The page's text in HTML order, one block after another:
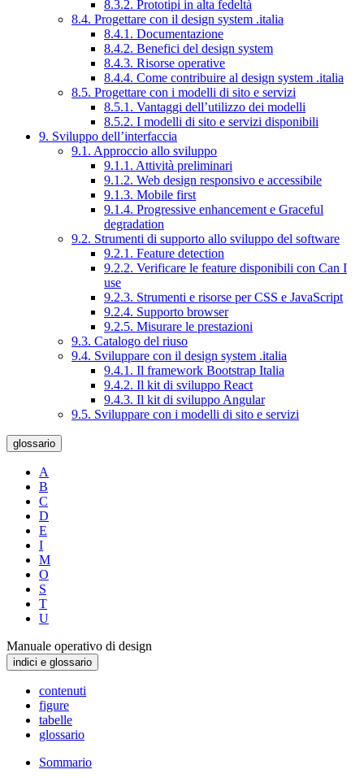
8.3.2. Prototipi in alta fedeltà
8.4. Progettare con il design system .italia
8.4.1. Documentazione
8.4.2. Benefici del design system
8.4.3. Risorse operative
8.4.4. Come contribuire al design system .italia
8.5. Progettare con i modelli di sito e servizi
8.5.1. Vantaggi dell’utilizzo dei modelli
8.5.2. I modelli di sito e servizi disponibili
9. Sviluppo dell’interfaccia
9.1. Approccio allo sviluppo
9.1.1. Attività preliminari
9.1.2. Web design responsivo e accessibile
9.1.3. Mobile first
9.1.4. Progressive enhancement e Graceful
degradation
9.2. Strumenti di supporto allo sviluppo del software
9.2.1. Feature detection
9.2.2. Verificare le feature disponibili con Can I
use
9.2.3. Strumenti e risorse per CSS e JavaScript
9.2.4. Supporto browser
9.2.5. Misurare le prestazioni
9.3. Catalogo del riuso
9.4. Sviluppare con il design system .italia
9.4.1. Il framework Bootstrap Italia
9.4.2. Il kit di sviluppo React
9.4.3. Il kit di sviluppo Angular
9.5. Sviluppare con i modelli di sito e servizi
glossario
A
B
C
D
E
I
M
O
S
T
U
Manuale operativo di design
indici e glossario
contenuti
figure
tabelle
glossario
Sommario